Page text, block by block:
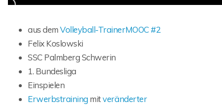
aus demVolleyball-TrainerMOOC #2
Felix Koslowski
SSC Palmberg Schwerin
1. Bundesliga
Einspielen
Erwerbstraining mitveränderter